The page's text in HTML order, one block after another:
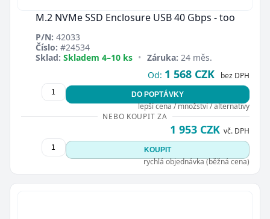
M.2 NVMe SSD Enclosure USB 40 Gbps - too
P/N: 42033
Číslo: #24534
Sklad: Skladem 4–10 ks • Záruka: 24 měs.
Od: 1 568 CZK bez DPH
DO POPTÁVKY
lepší cena / množství / alternativy
NEBO KOUPIT ZA
1 953 CZK vč. DPH
KOUPIT
rychlá objednávka (běžná cena)